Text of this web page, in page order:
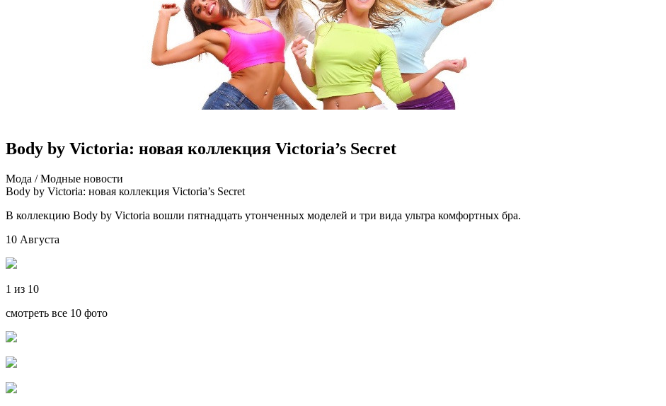
Body by Victoria: новая коллекция Victoria’s Secret
Мoдa / Мoдныe нoвoсти
Body by Victoria: новая коллекция Victoria’s Secret
В коллекцию Body by Victoria вошли пятнадцать утонченных моделей и три вида ультра комфортных бра.
10 Августа
1 из 10
смотреть все 10 фото